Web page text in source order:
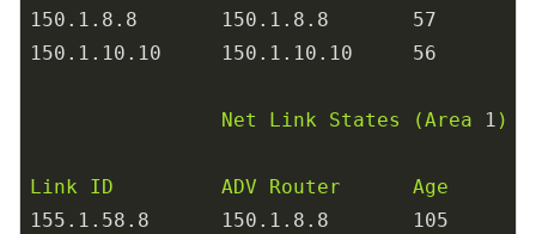
150.1 .8 .8 150.1 .8 .8
57
150.1 .10 .10 150.1 .10 .10 56
Net Link States (Area 1 )
Link ID ADV Router
Age
155.1 .58 .8 150.1 .8 .8
105